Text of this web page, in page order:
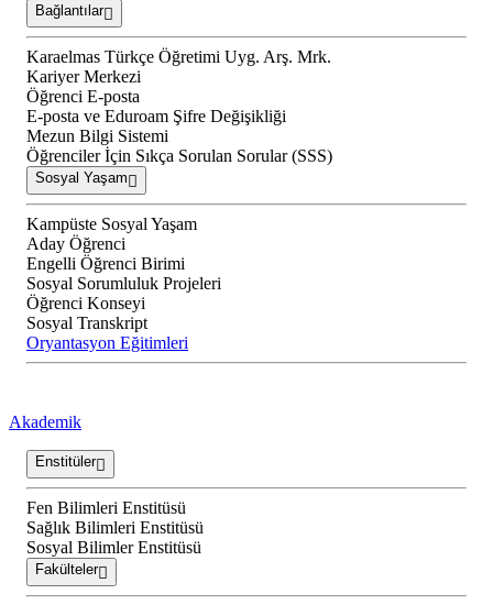
Bağlantılar
Karaelmas Türkçe Öğretimi Uyg. Arş. Mrk.
Kariyer Merkezi
Öğrenci E-posta
E-posta ve Eduroam Şifre Değişikliği
Mezun Bilgi Sistemi
Öğrenciler İçin Sıkça Sorulan Sorular (SSS)
Sosyal Yaşam
Kampüste Sosyal Yaşam
Aday Öğrenci
Engelli Öğrenci Birimi
Sosyal Sorumluluk Projeleri
Öğrenci Konseyi
Sosyal Transkript
Oryantasyon Eğitimleri
Akademik
Enstitüler
Fen Bilimleri Enstitüsü
Sağlık Bilimleri Enstitüsü
Sosyal Bilimler Enstitüsü
Fakülteler